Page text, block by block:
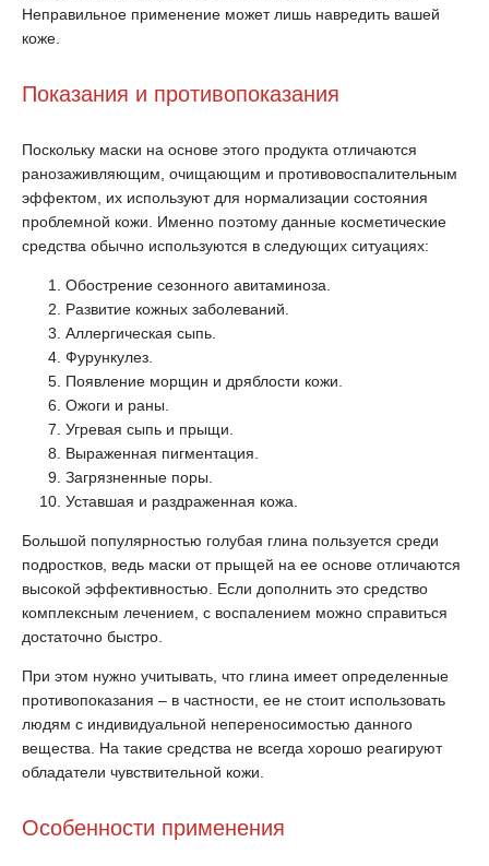
Неправильное применение может лишь навредить вашей
коже.
Показания и противопоказания
Поскольку маски на основе этого продукта отличаются
ранозаживляющим, очищающим и противовоспалительным
эффектом, их используют для нормализации состояния
проблемной кожи. Именно поэтому данные косметические
средства обычно используются в следующих ситуациях:
Обострение сезонного авитаминоза.
Развитие кожных заболеваний.
Аллергическая сыпь.
Фурункулез.
Появление морщин и дряблости кожи.
Ожоги и раны.
Угревая сыпь и прыщи.
Выраженная пигментация.
Загрязненные поры.
Уставшая и раздраженная кожа.
Большой популярностью голубая глина пользуется среди
подростков, ведь маски от прыщей на ее основе отличаются
высокой эффективностью. Если дополнить это средство
комплексным лечением, с воспалением можно справиться
достаточно быстро.
При этом нужно учитывать, что глина имеет определенные
противопоказания – в частности, ее не стоит использовать
людям с индивидуальной непереносимостью данного
вещества. На такие средства не всегда хорошо реагируют
обладатели чувствительной кожи.
Особенности применения